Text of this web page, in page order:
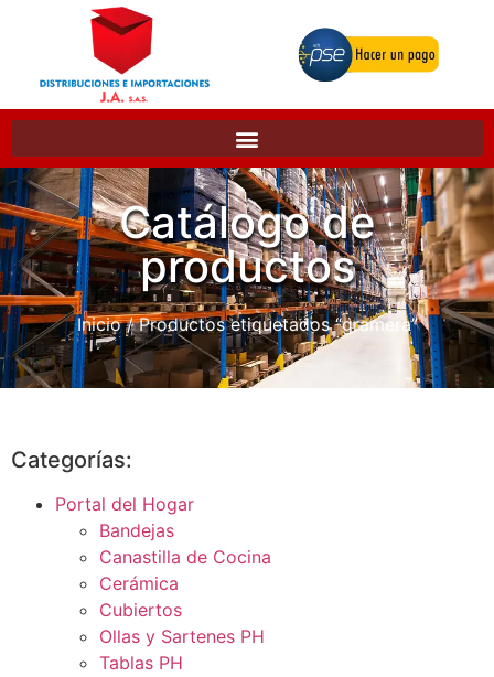
Catálogo de
productos
Inicio/ Productos etiquetados “gramera”
Categorías:
Portal del Hogar
Bandejas
Canastilla de Cocina
Cerámica
Cubiertos
Ollas y Sartenes PH
Tablas PH